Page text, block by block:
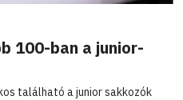
100-ban a junior-
található a junior sakkozók